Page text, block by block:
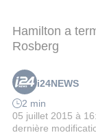
Hamilton a
Rosberg
i24NEWS
2 min
05 juillet 2015 à
dernière